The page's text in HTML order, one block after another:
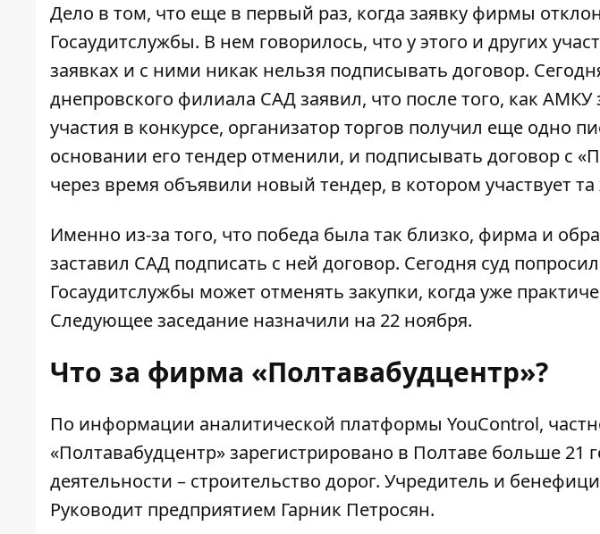
Дело в том, что еще в первый раз, когда заявку фирмы
Госаудитслужбы. В нем говорилось, что у этого и других
заявках и с ними никак нельзя подписывать договор.
днепровского филиала САД заявил, что после того, как
участия в конкурсе, организатор торгов получил еще одно
основании его тендер отменили, и подписывать договор с
через время объявили новый тендер, в котором участвует
Именно из-за того, что победа была так близко, фирма и
заставил САД подписать с ней договор. Сегодня суд
Госаудитслужбы может отменять закупки, когда уже
Следующее заседание назначили на 22 ноября.
Что за фирма «Полтавабудцентр»?
По информации аналитической платформы YouControl,
«Полтавабудцентр» зарегистрировано в Полтаве больше 21
деятельности – строительство дорог. Учредитель и
Руководит предприятием Гарник Петросян.